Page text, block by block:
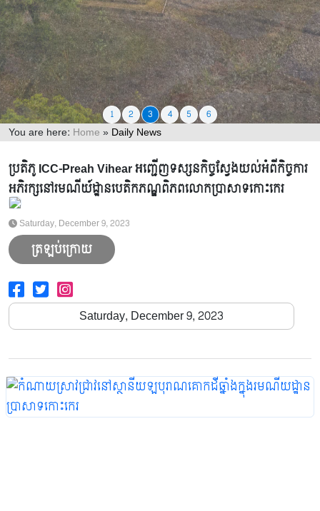
1 2 3 4 5 6
You are here: Home » Daily News
ព័ត៌មានទូទៅ
2021
ប្រតិភូ ICC-Preah Vihear អញ្ជើញទស្សនកិច្ចស្វែងយល់អំពីកិច្ចការ
អភិរក្សនៅរមណីយ៍ដ្ឋានបេតិកភណ្ឌពិភពលោកប្រាសាទកោះកេរ
Saturday, December 9, 2023
ត្រឡប់ក្រោយ
Saturday, December 9, 2023